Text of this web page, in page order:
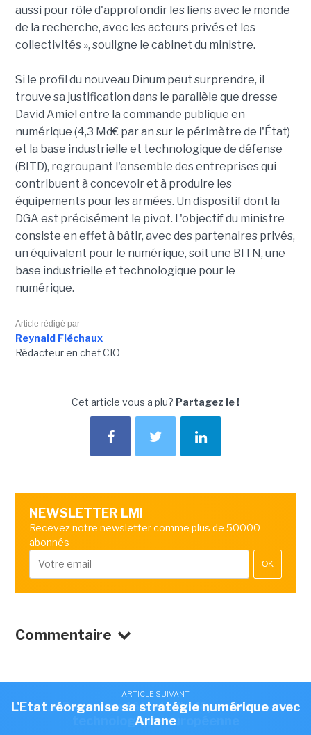
aussi pour rôle d'approfondir les liens avec le monde
de la recherche, avec les acteurs privés et les
collectivités », souligne le cabinet du ministre.
Si le profil du nouveau Dinum peut surprendre, il
trouve sa justification dans le parallèle que dresse
David Amiel entre la commande publique en
numérique (4,3 Md€ par an sur le périmètre de l'État)
et la base industrielle et technologique de défense
(BITD), regroupant l'ensemble des entreprises qui
contribuent à concevoir et à produire les
équipements pour les armées. Un dispositif dont la
DGA est précisément le pivot. L'objectif du ministre
consiste en effet à bâtir, avec des partenaires privés,
un équivalent pour le numérique, soit une BITN, une
base industrielle et technologique pour le
numérique.
Article rédigé par
Reynald Fléchaux
Rédacteur en chef CIO
Cet article vous a plu? Partagez le !
NEWSLETTER LMI
Recevez notre newsletter comme plus de 50000
abonnés
OK
Commentaire
ARTICLE SUIVANT
La France en tête de l'indépendance
technologique européenne
ARTICLE SUIVANT
L'Etat réorganise sa stratégie numérique avec
Ariane